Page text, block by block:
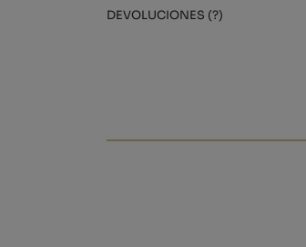
DEVOLUCIONES (?)